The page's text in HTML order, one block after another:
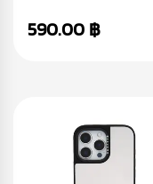
590.00 ฿